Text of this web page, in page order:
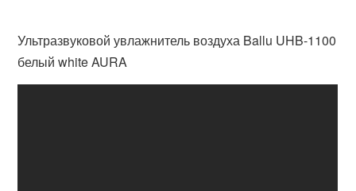
Ультразвуковой увлажнитель воздуха Ballu UHB-1100
белый white AURA